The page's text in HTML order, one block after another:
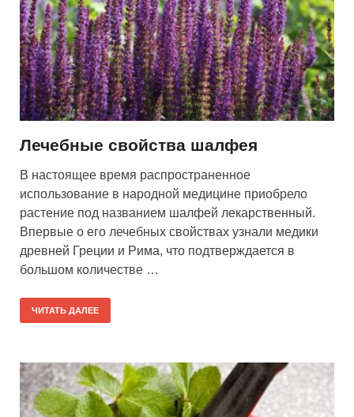
Лечебные свойства шалфея
В настоящее время распространенное
использование в народной медицине приобрело
растение под названием шалфей лекарственный.
Впервые о его лечебных свойствах узнали медики
древней Греции и Рима, что подтверждается в
большом количестве …
ЧИТАТЬ ДАЛЕЕ